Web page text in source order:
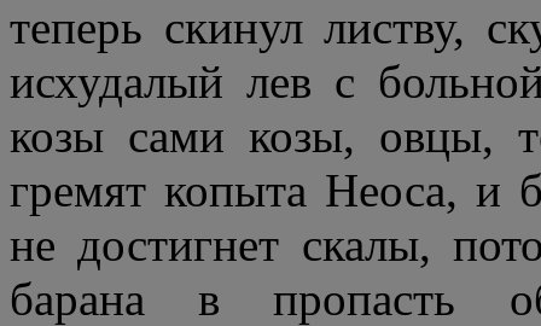
теперь скинул листву,
исхудалый лев с
козы сами козы, овцы,
гремят копыта Неоса, и
не достигнет скалы,
барана в пропасть